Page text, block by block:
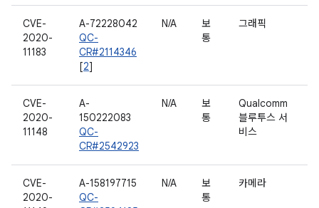
CVE-
2020-
11183
A-72228042
QC-
CR#2114346
[2]
N/A
보
통
그래픽
CVE-
2020-
11148
A-
150222083
QC-
CR#2542923
N/A
보
통
Qualcomm
블루투스 서
비스
CVE-
2020-
A-158197715
QC-
N/A
보
통
카메라